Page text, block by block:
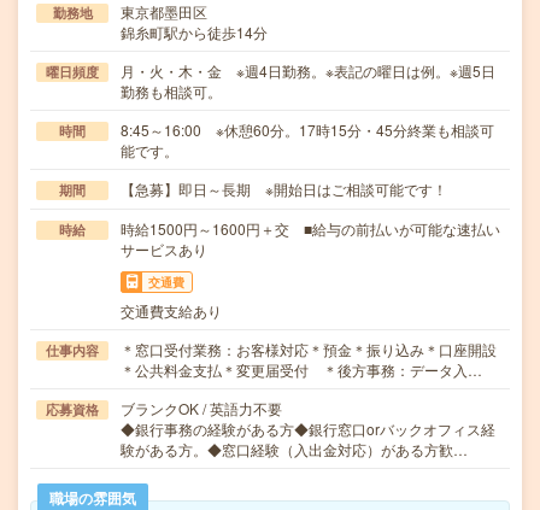
勤務地
東京都墨田区
錦糸町駅から徒歩14分
曜日頻度
月・火・木・金 ※週4日勤務。※表記の曜日は例。※週5日
勤務も相談可。
時間
8:45～16:00 ※休憩60分。17時15分・45分終業も相談可
能です。
期間 【急募】即日～長期 ※開始日はご相談可能です！
時給
時給1500円～1600円＋交 ■給与の前払いが可能な速払い
サービスあり
交通費
交通費支給あり
仕事内容
＊窓口受付業務：お客様対応＊預金＊振り込み＊口座開設
＊公共料金支払＊変更届受付 ＊後方事務：データ入…
応募資格
ブランクOK / 英語力不要
◆銀行事務の経験がある方◆銀行窓口orバックオフィス経
験がある方。◆窓口経験（入出金対応）がある方歓…
職場の雰囲気